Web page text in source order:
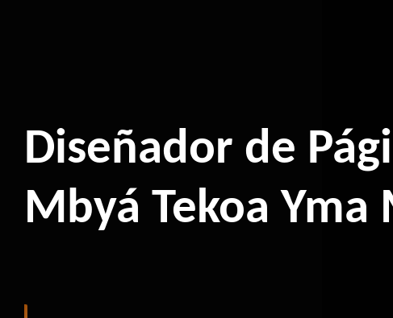
Diseñador de
Mbyá Tekoa Yma